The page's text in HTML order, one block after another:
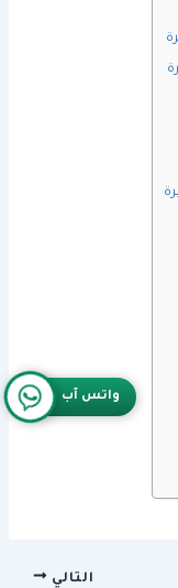
التالي
واتس آب